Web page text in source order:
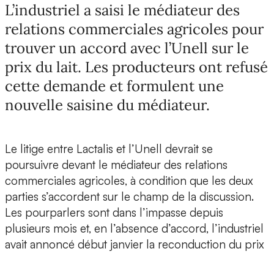
L’industriel a saisi le médiateur des
relations commerciales agricoles pour
trouver un accord avec l’Unell sur le
prix du lait. Les producteurs ont refusé
cette demande et formulent une
nouvelle saisine du médiateur.
Le litige entre Lactalis et l’Unell devrait se
poursuivre devant le médiateur des relations
commerciales agricoles, à condition que les deux
parties s’accordent sur le champ de la discussion.
Les pourparlers sont dans l’impasse depuis
plusieurs mois et, en l’absence d’accord, l’industriel
avait annoncé début janvier la reconduction du prix